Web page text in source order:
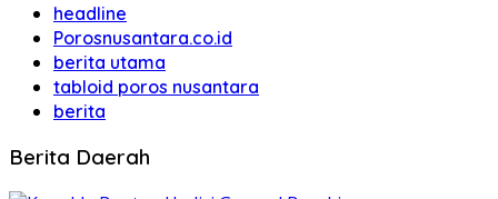
headline
Porosnusantara.co.id
berita utama
tabloid poros nusantara
berita
Berita Daerah